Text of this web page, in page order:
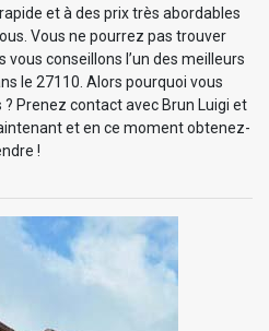
et à des prix très abordables
Vous ne pourrez pas trouver
conseillons l’un des meilleurs
le 27110. Alors pourquoi vous
Prenez contact avec Brun Luigi et
et en ce moment obtenez-
!